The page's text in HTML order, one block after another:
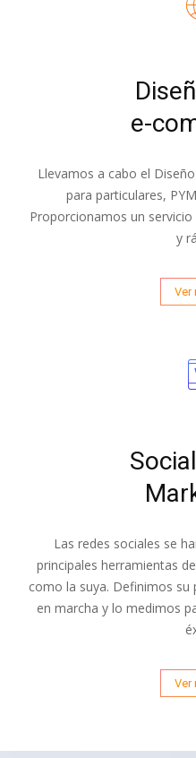
e-
Llevamos a cabo el
para particulares,
Proporcionamos un
y
Ver
Las redes sociales se
principales herramientas
como la suya. Definimos
en marcha y lo medimos
Ver